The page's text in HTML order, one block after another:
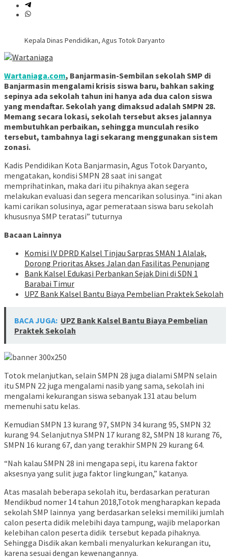
Kepala Dinas Pendidikan, Agus Totok Daryanto
Wartaniaga.com, Banjarmasin-Sembilan sekolah SMP di
Banjarmasin mengalami krisis siswa baru, bahkan saking
sepinya ada sekolah tahun ini hanya ada dua calon siswa
yang mendaftar. Sekolah yang dimaksud adalah SMPN 28.
Memang secara lokasi, sekolah tersebut akses jalannya
membutuhkan perbaikan, sehingga munculah resiko
tersebut, tambahnya lagi sekarang menggunakan sistem
zonasi.
Kadis Pendidikan Kota Banjarmasin, Agus Totok Daryanto,
mengatakan, kondisi SMPN 28 saat ini sangat
memprihatinkan, maka dari itu pihaknya akan segera
melakukan evaluasi dan segera mencarikan solusinya. “ini akan
kami carikan solusinya, agar pemerataan siswa baru sekolah
khususnya SMP teratasi” tuturnya
Bacaan Lainnya
Komisi IV DPRD Kalsel Tinjau Sarpras SMAN 1 Alalak,
Dorong Prioritas Akses Jalan dan Fasilitas Penunjang
Bank Kalsel Edukasi Perbankan Sejak Dini di SDN 1
Barabai Timur
UPZ Bank Kalsel Bantu Biaya Pembelian Praktek Sekolah
BACA JUGA: UPZ Bank Kalsel Bantu Biaya Pembelian
Praktek Sekolah
Totok melanjutkan, selain SMPN 28 juga dialami SMPN selain
itu SMPN 22 juga mengalami nasib yang sama, sekolah ini
mengalami kekurangan siswa sebanyak 131 atau belum
memenuhi satu kelas.
Kemudian SMPN 13 kurang 97, SMPN 34 kurang 95, SMPN 32
kurang 94. Selanjutnya SMPN 17 kurang 82, SMPN 18 kurang 76,
SMPN 16 kurang 67, dan yang terakhir SMPN 29 kurang 64.
“Nah kalau SMPN 28 ini mengapa sepi, itu karena faktor
aksesnya yang sulit juga faktor lingkungan,” katanya.
Atas masalah beberapa sekolah itu, berdasarkan peraturan
Mendikbud nomer 14 tahun 2018,Totok mengharapkan kepada
sekolah SMP lainnya yang berdasarkan seleksi memiliki jumlah
calon peserta didik melebihi daya tampung, wajib melaporkan
kelebihan calon peserta didik tersebut kepada pihaknya.
Sehingga Disdik akan kembali menyalurkan kekurangan itu,
karena sesuai dengan kewenangannya.